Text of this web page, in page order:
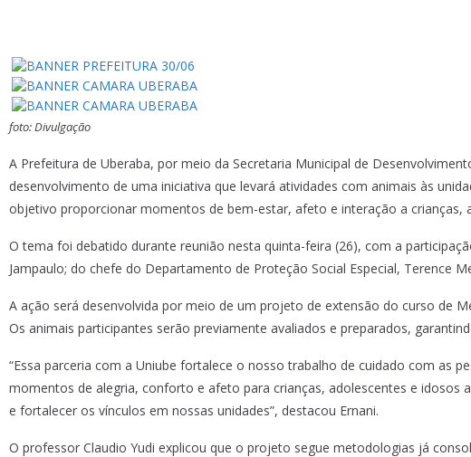
foto: Divulgação
A Prefeitura de Uberaba, por meio da Secretaria Municipal de
desenvolvimento de uma iniciativa que levará atividades com animais às
objetivo proporcionar momentos de bem-estar, afeto e interação a crianças,
O tema foi debatido durante reunião nesta quinta-feira (26), com a
Jampaulo; do chefe do Departamento de Proteção Social Especial, Terence
A ação será desenvolvida por meio de um projeto de extensão do curso de
Os animais participantes serão previamente avaliados e preparados,
“Essa parceria com a Uniube fortalece o nosso trabalho de cuidado com as
momentos de alegria, conforto e afeto para crianças, adolescentes e idosos
e fortalecer os vínculos em nossas unidades”, destacou Ernani.
O professor Claudio Yudi explicou que o projeto segue metodologias já